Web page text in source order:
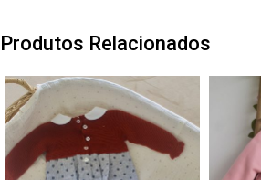
Produtos Relacionados